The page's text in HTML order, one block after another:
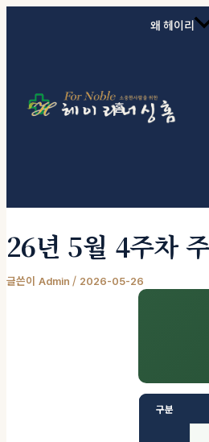
홈
왜 헤이리
26년 5월 4주차
글쓴이 Admin / 2026-05-26
구분